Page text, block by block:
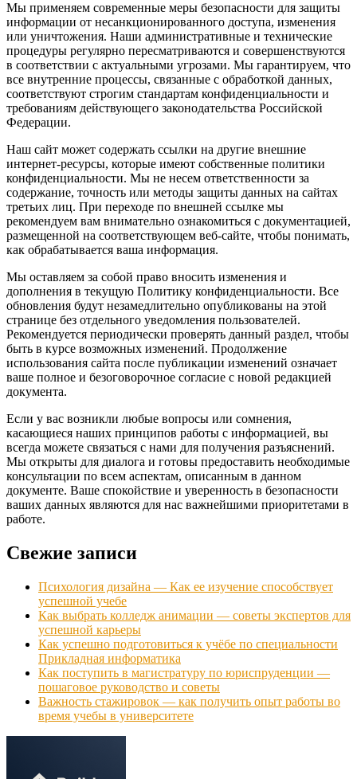
Мы применяем современные меры безопасности для защиты
информации от несанкционированного доступа, изменения
или уничтожения. Наши административные и технические
процедуры регулярно пересматриваются и совершенствуются
в соответствии с актуальными угрозами. Мы гарантируем, что
все внутренние процессы, связанные с обработкой данных,
соответствуют строгим стандартам конфиденциальности и
требованиям действующего законодательства Российской
Федерации.
Наш сайт может содержать ссылки на другие внешние
интернет-ресурсы, которые имеют собственные политики
конфиденциальности. Мы не несем ответственности за
содержание, точность или методы защиты данных на сайтах
третьих лиц. При переходе по внешней ссылке мы
рекомендуем вам внимательно ознакомиться с документацией,
размещенной на соответствующем веб-сайте, чтобы понимать,
как обрабатывается ваша информация.
Мы оставляем за собой право вносить изменения и
дополнения в текущую Политику конфиденциальности. Все
обновления будут незамедлительно опубликованы на этой
странице без отдельного уведомления пользователей.
Рекомендуется периодически проверять данный раздел, чтобы
быть в курсе возможных изменений. Продолжение
использования сайта после публикации изменений означает
ваше полное и безоговорочное согласие с новой редакцией
документа.
Если у вас возникли любые вопросы или сомнения,
касающиеся наших принципов работы с информацией, вы
всегда можете связаться с нами для получения разъяснений.
Мы открыты для диалога и готовы предоставить необходимые
консультации по всем аспектам, описанным в данном
документе. Ваше спокойствие и уверенность в безопасности
ваших данных являются для нас важнейшими приоритетами в
работе.
Свежие записи
Психология дизайна — Как ее изучение способствует
успешной учебе
Как выбрать колледж анимации — советы экспертов для
успешной карьеры
Как успешно подготовиться к учёбе по специальности
Прикладная информатика
Как поступить в магистратуру по юриспруденции —
пошаговое руководство и советы
Важность стажировок — как получить опыт работы во
время учебы в университете